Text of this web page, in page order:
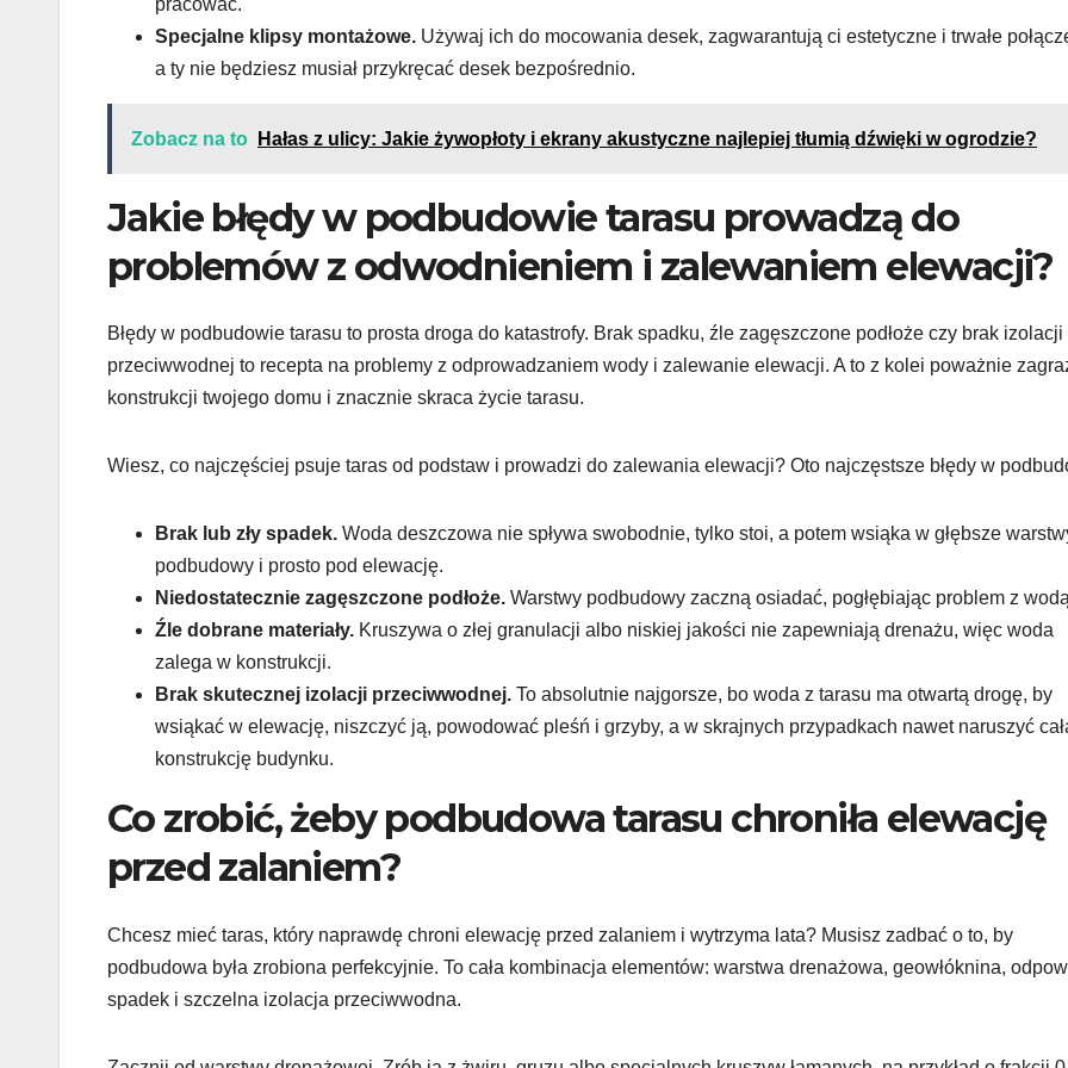
pracować.
Specjalne klipsy montażowe. Używaj ich do mocowania desek, zagwarantują ci estetyczne i trwałe
a ty nie będziesz musiał przykręcać desek bezpośrednio.
Zobacz na to Hałas z ulicy: Jakie żywopłoty i ekrany akustyczne najlepiej tłumią dźwięki w ogrodzie?
Jakie błędy w podbudowie tarasu prowadzą do
problemów z odwodnieniem i zalewaniem elewacji?
Błędy w podbudowie tarasu to prosta droga do katastrofy. Brak spadku, źle zagęszczone podłoże czy brak izolacji
przeciwwodnej to recepta na problemy z odprowadzaniem wody i zalewanie elewacji. A to z kolei poważnie
konstrukcji twojego domu i znacznie skraca życie tarasu.
Wiesz, co najczęściej psuje taras od podstaw i prowadzi do zalewania elewacji? Oto najczęstsze błędy w
Brak lub zły spadek. Woda deszczowa nie spływa swobodnie, tylko stoi, a potem wsiąka w głębsze
podbudowy i prosto pod elewację.
Niedostatecznie zagęszczone podłoże. Warstwy podbudowy zaczną osiadać, pogłębiając problem z
Źle dobrane materiały. Kruszywa o złej granulacji albo niskiej jakości nie zapewniają drenażu, więc woda
zalega w konstrukcji.
Brak skutecznej izolacji przeciwwodnej. To absolutnie najgorsze, bo woda z tarasu ma otwartą drogę, by
wsiąkać w elewację, niszczyć ją, powodować pleśń i grzyby, a w skrajnych przypadkach nawet naruszyć
konstrukcję budynku.
Co zrobić, żeby podbudowa tarasu chroniła elewację
przed zalaniem?
Chcesz mieć taras, który naprawdę chroni elewację przed zalaniem i wytrzyma lata? Musisz zadbać o to, by
podbudowa była zrobiona perfekcyjnie. To cała kombinacja elementów: warstwa drenażowa, geowłóknina,
spadek i szczelna izolacja przeciwwodna.